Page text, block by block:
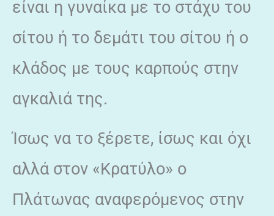
είναι η γυναίκα με το στάχυ του
σίτου ή το δεμάτι του σίτου ή ο
κλάδος με τους καρπούς στην
αγκαλιά της.
Ίσως να το ξέρετε, ίσως και όχι
αλλά στον «Κρατύλο» ο
Πλάτωνας αναφερόμενος στην